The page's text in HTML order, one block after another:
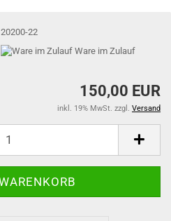
20200-22
Ware im Zulauf
150,00 EUR
inkl. 19% MwSt. zzgl. Versand